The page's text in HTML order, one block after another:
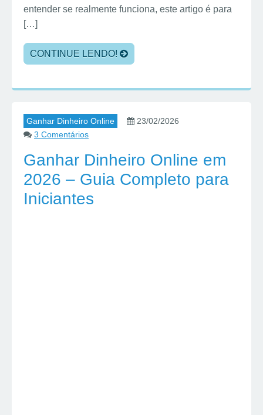
entender se realmente funciona, este artigo é para
[…]
CONTINUE LENDO!
Ganhar Dinheiro Online
23/02/2026
3 Comentários
Ganhar Dinheiro Online em
2026 – Guia Completo para
Iniciantes